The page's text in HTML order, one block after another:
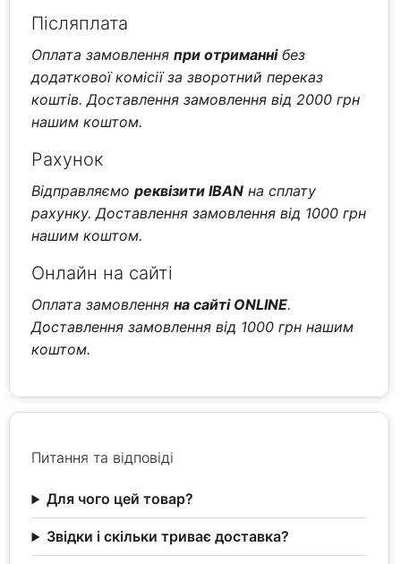
Післяплата
Оплата замовленняпри отриманнібез
додаткової комісії за зворотний переказ
коштів. Доставлення замовлення від 2000 грн
нашим коштом.
Рахунок
Відправляємореквізити IBAN на сплату
рахунку. Доставлення замовлення від 1000 грн
нашим коштом.
Онлайн на сайті
Оплата замовленняна сайті ONLINE.
Доставлення замовлення від 1000 грн нашим
коштом.
Питання та відповіді
Для чого цей товар?
Звідки і скільки триває доставка?